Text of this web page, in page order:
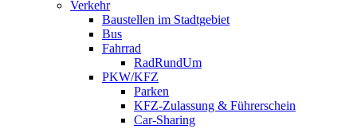
Verkehr
Baustellen im Stadtgebiet
Bus
Fahrrad
RadRundUm
PKW/KFZ
Parken
KFZ-Zulassung & Führerschein
Car-Sharing